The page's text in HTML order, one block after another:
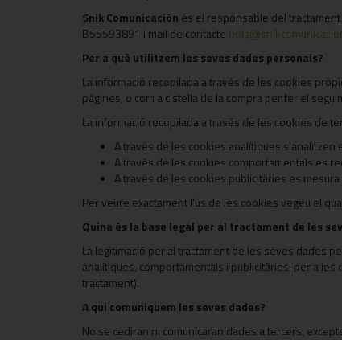
Snik Comunicación és el responsable del
B55593891 i mail de contacte
Per a què utilitzem les seves dades personals?
La informació recopilada a través de les cookies
pàgines, o com a cistella de la compra per fer el
La informació recopilada a través de les cookies de
A través de les cookies analítiques
A través de les cookies comportamentals es
A través de les cookies publicitàries es
Per veure exactament l'ús de les cookies vegeu el
Quina és la base legal per al tractament de les
La legitimació per al tractament de les seves dades
analítiques, comportamentals i publicitàries; per a
tractament).
A qui comuniquem les seves dades?
No se cediran ni comunicaran dades a tercers,